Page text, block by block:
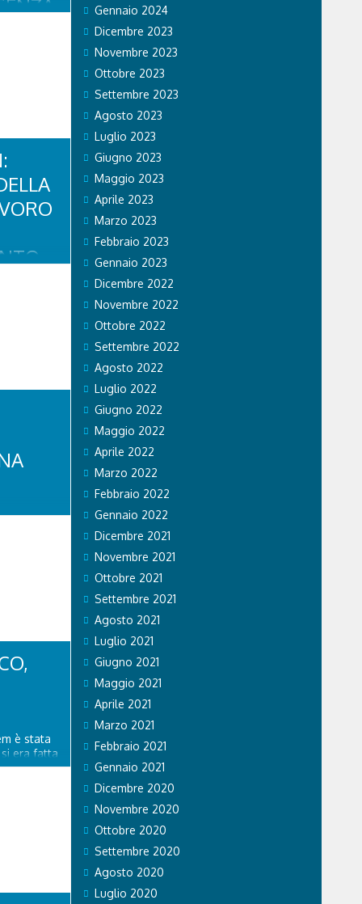
per
e
last
è stata
era fatta
bosco
del Col
Gennaio 2024
Dicembre 2023
Novembre 2023
Ottobre 2023
Settembre 2023
Agosto 2023
Luglio 2023
Giugno 2023
Maggio 2023
Aprile 2023
Marzo 2023
Febbraio 2023
Gennaio 2023
Dicembre 2022
Novembre 2022
Ottobre 2022
Settembre 2022
Agosto 2022
Luglio 2022
Giugno 2022
Maggio 2022
Aprile 2022
Marzo 2022
Febbraio 2022
Gennaio 2022
Dicembre 2021
Novembre 2021
Ottobre 2021
Settembre 2021
Agosto 2021
Luglio 2021
Giugno 2021
Maggio 2021
Aprile 2021
Marzo 2021
Febbraio 2021
Gennaio 2021
Dicembre 2020
Novembre 2020
Ottobre 2020
Settembre 2020
Agosto 2020
Luglio 2020